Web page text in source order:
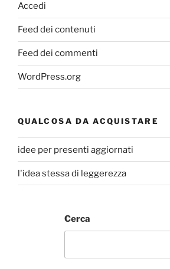
Accedi
Feed dei contenuti
Feed dei commenti
WordPress.org
QUALCOSA DA ACQUISTARE
idee per presenti aggiornati
l'idea stessa di leggerezza
Cerca